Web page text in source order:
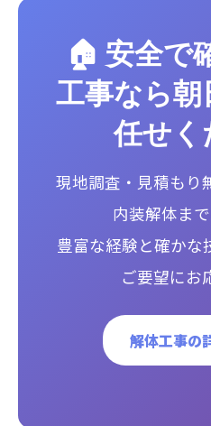
🏠 安全で
工事なら
任せく
現地調査・見積もり
内装解体ま
豊富な経験と確かな
ご要望にお
解体工事の